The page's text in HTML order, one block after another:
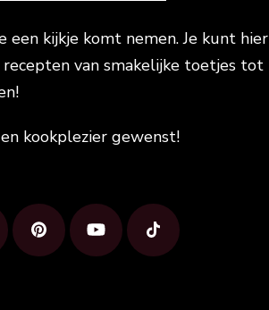
een kijkje komt nemen. Je kunt
van smakelijke toetjes tot
kookplezier gewenst!